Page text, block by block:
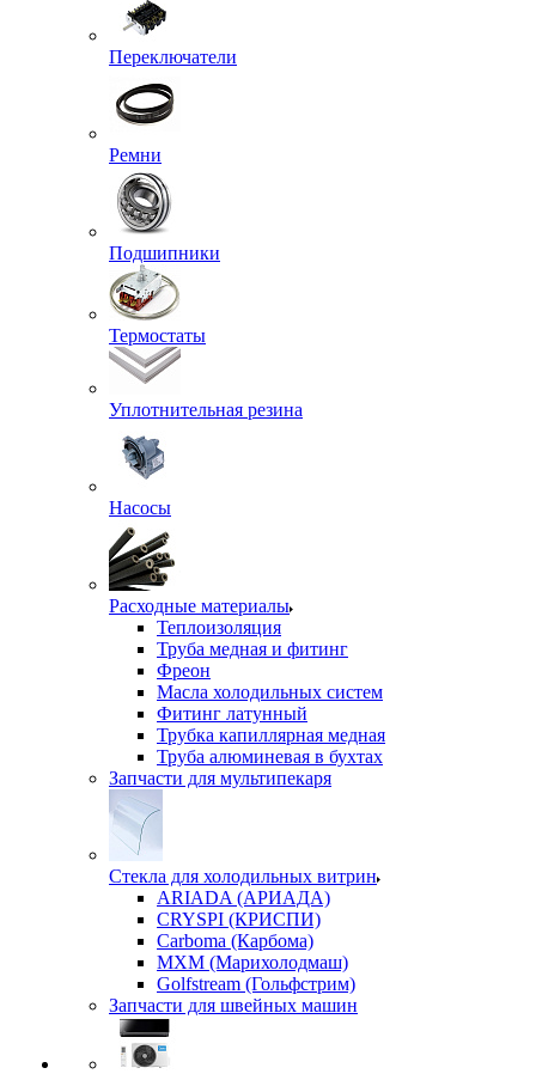
Переключатели
Ремни
Подшипники
Термостаты
Уплотнительная резина
Насосы
Расходные материалы
Теплоизоляция
Труба медная и фитинг
Фреон
Масла холодильных систем
Фитинг латунный
Трубка капиллярная медная
Труба алюминевая в бухтах
Запчасти для мультипекаря
Стекла для холодильных витрин
ARIADA (АРИАДА)
CRYSPI (КРИСПИ)
Carboma (Карбома)
MXM (Марихолодмаш)
Golfstream (Гольфстрим)
Запчасти для швейных машин